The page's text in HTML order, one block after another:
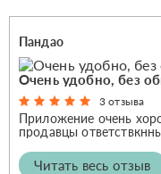
Пандао
Очень удобно, без
3 отзыва
Приложение очень
продавцы
Читать весь отзыв